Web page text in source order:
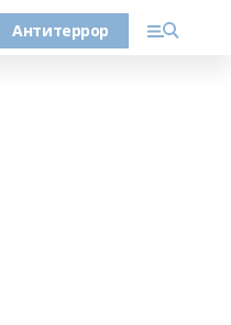
Антитеррор